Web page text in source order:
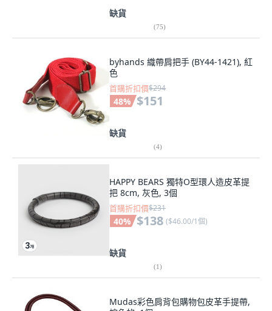
缺貨
(75)
byhands 織帶肩把手 (BY44-1421), 紅
色
首購折扣價$294
48% $151
缺貨
(4)
HAPPY BEARS 獨特O型環人造皮革提
把 8cm, 灰色, 3個
首購折扣價$231
40% $138 ($46.00/1個)
缺貨
(1)
Mudas彩色肩背包購物包皮革手提帶,